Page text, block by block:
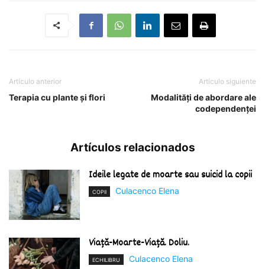
Artículo anterior
Terapia cu plante și flori
Artículo siguiente
Modalități de abordare ale
codependenței
Artículos relacionados
Ideile legate de moarte sau suicid la copii
COPII Culacenco Elena
Viață-Moarte-Viață. Doliu.
ECHILIBRU Culacenco Elena